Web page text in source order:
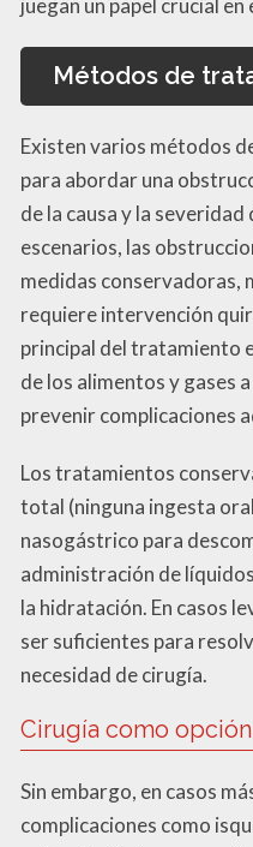
juegan un papel crucial
Métodos de
Existen varios métodos
para abordar una
de la causa y la severidad
escenarios, las
medidas conservadoras,
requiere intervención
principal del tratamiento
de los alimentos y gases
prevenir complicaciones
Los tratamientos
total (ninguna ingesta
nasogástrico para
administración de
la hidratación. En casos
ser suficientes para
necesidad de cirugía.
Cirugía como
Sin embargo, en casos
complicaciones como